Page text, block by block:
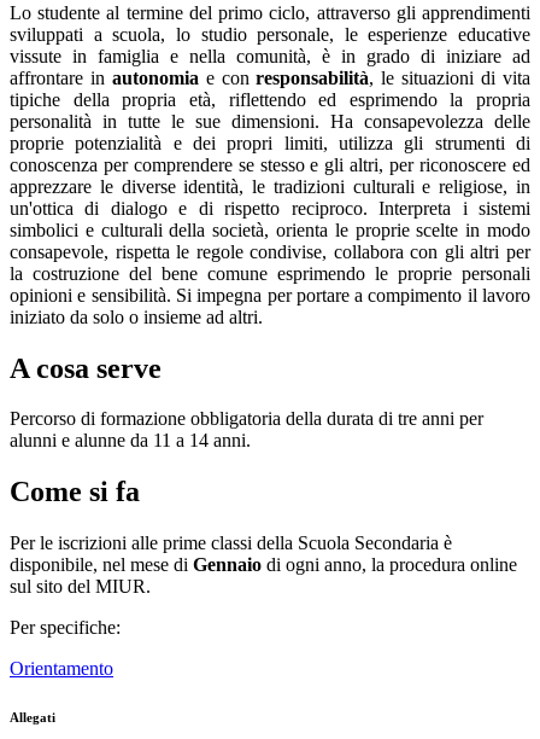
Lo studente al termine del primo ciclo, attraverso gli apprendimenti
sviluppati a scuola, lo studio personale, le esperienze educative
vissute in famiglia e nella comunità, è in grado di iniziare ad
affrontare in autonomia e conresponsabilità, le situazioni di vita
tipiche della propria età, riflettendo ed esprimendo la propria
personalità in tutte le sue dimensioni. Ha consapevolezza delle
proprie potenzialità e dei propri limiti, utilizza gli strumenti di
conoscenza per comprendere se stesso e gli altri, per riconoscere ed
apprezzare le diverse identità, le tradizioni culturali e religiose, in
un'ottica di dialogo e di rispetto reciproco. Interpreta i sistemi
simbolici e culturali della società, orienta le proprie scelte in modo
consapevole, rispetta le regole condivise, collabora con gli altri per
la costruzione del bene comune esprimendo le proprie personali
opinioni e sensibilità. Si impegna per portare a compimento il lavoro
iniziato da solo o insieme ad altri.
A cosa serve
Percorso di formazione obbligatoria della durata di tre anni per
alunni e alunne da 11 a 14 anni.
Come si fa
Per le iscrizioni alle prime classi della Scuola Secondaria è
disponibile, nel mese di Gennaio di ogni anno, la procedura online
sul sito del MIUR.
Per specifiche:
Orientamento
Allegati